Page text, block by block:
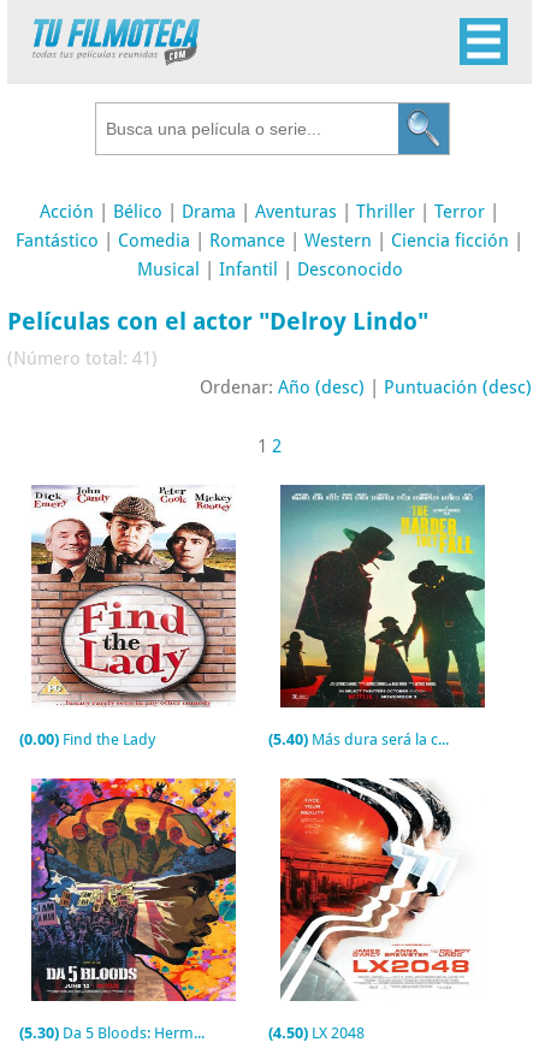
Acción Bélico Drama Aventuras Thriller Terror
Fantástico
Comedia Romance Western Ciencia ficción
Musical
Infantil Desconocido
Películas con el actor "Delroy Lindo"
(Número total: 41)
Ordenar: Año (desc) Puntuación (desc)
1 2
(0.00) Find the Lady (5.40) Más dura será la caída
(5.30) Da 5 Bloods: Hermanos de armas (4.50) LX 2048